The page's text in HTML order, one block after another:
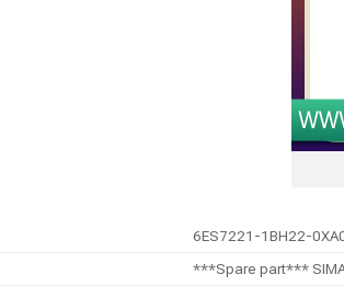
6ES7221-1BH22-
***Spare part***